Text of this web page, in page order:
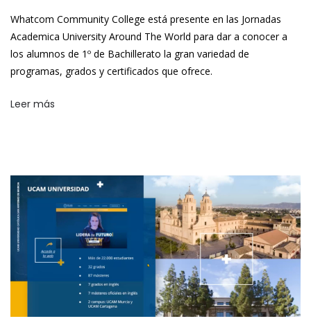
Whatcom Community College está presente en las Jornadas
Academica University Around The World para dar a conocer a
los alumnos de 1º de Bachillerato la gran variedad de
programas, grados y certificados que ofrece.
Leer más